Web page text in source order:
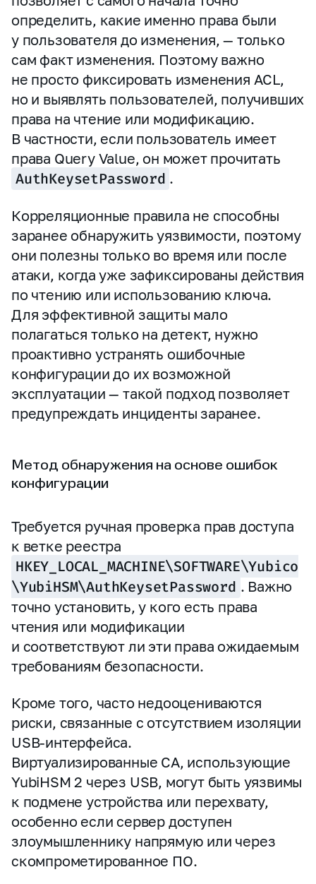
определить, какие именно права были
у пользователя до изменения, — только
сам факт изменения. Поэтому важно
не просто фиксировать изменения ACL,
но и выявлять пользователей, получивших
права на чтение или модификацию.
В частности, если пользователь имеет
права Query Value, он может прочитать
AuthKeysetPassword .
Корреляционные правила не способны
заранее обнаружить уязвимости, поэтому
они полезны только во время или после
атаки, когда уже зафиксированы действия
по чтению или использованию ключа.
Для эффективной защиты мало
полагаться только на детект, нужно
проактивно устранять ошибочные
конфигурации до их возможной
эксплуатации — такой подход позволяет
предупреждать инциденты заранее.
Метод обнаружения на основе ошибок
конфигурации
Требуется ручная проверка прав доступа
к ветке реестра
HKEY_LOCAL_MACHINE\SOFTWARE\Yubico
\YubiHSM\AuthKeysetPassword . Важно
точно установить, у кого есть права
чтения или модификации
и соответствуют ли эти права ожидаемым
требованиям безопасности.
Кроме того, часто недооцениваются
риски, связанные с отсутствием изоляции
USB‑интерфейса.
Виртуализированные CA, использующие
YubiHSM 2 через USB, могут быть уязвимы
к подмене устройства или перехвату,
особенно если сервер доступен
злоумышленнику напрямую или через
скомпрометированное ПО.